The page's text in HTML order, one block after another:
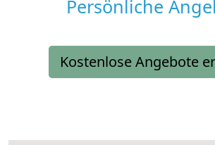
Persönliche
Kostenlose Angebote